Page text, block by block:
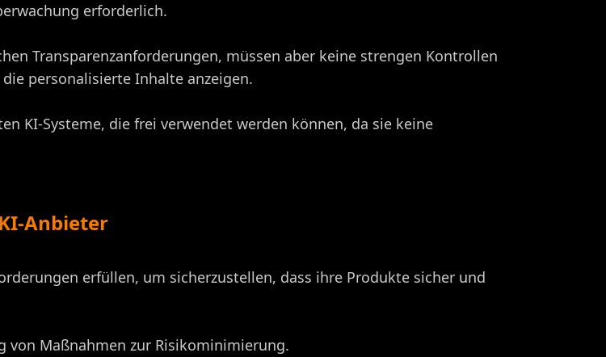
erforderlich.
Transparenzanforderungen, müssen aber keine strengen Kontrollen
personalisierte Inhalte anzeigen.
KI-Systeme, die frei verwendet werden können, da sie keine
Anbieter
erfüllen, um sicherzustellen, dass ihre Produkte sicher und
Maßnahmen zur Risikominimierung.